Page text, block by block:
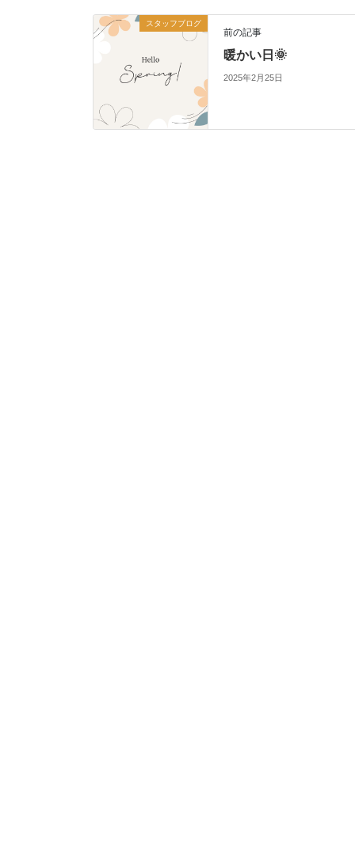
スタッフブログ
前の記事
暖かい日🌞
2025年2月25日